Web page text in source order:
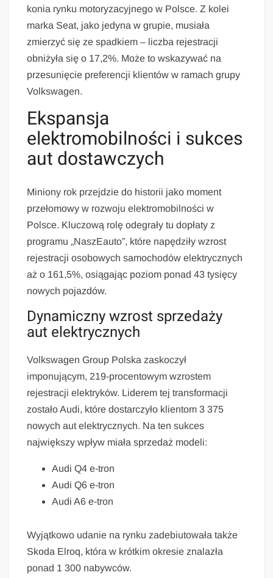
konia rynku motoryzacyjnego w Polsce. Z kolei
marka Seat, jako jedyna w grupie, musiała
zmierzyć się ze spadkiem – liczba rejestracji
obniżyła się o 17,2%. Może to wskazywać na
przesunięcie preferencji klientów w ramach grupy
Volkswagen.
Ekspansja
elektromobilności i sukces
aut dostawczych
Miniony rok przejdzie do historii jako moment
przełomowy w rozwoju elektromobilności w
Polsce. Kluczową rolę odegrały tu dopłaty z
programu „NaszEauto”, które napędziły wzrost
rejestracji osobowych samochodów elektrycznych
aż o 161,5%, osiągając poziom ponad 43 tysięcy
nowych pojazdów.
Dynamiczny wzrost sprzedaży
aut elektrycznych
Volkswagen Group Polska zaskoczył
imponującym, 219-procentowym wzrostem
rejestracji elektryków. Liderem tej transformacji
zostało Audi, które dostarczyło klientom 3 375
nowych aut elektrycznych. Na ten sukces
największy wpływ miała sprzedaż modeli:
Audi Q4 e-tron
Audi Q6 e-tron
Audi A6 e-tron
Wyjątkowo udanie na rynku zadebiutowała także
Skoda Elroq, która w krótkim okresie znalazła
ponad 1 300 nabywców.